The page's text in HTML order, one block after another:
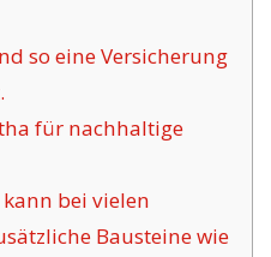
so eine Versicherung
für nachhaltige
bei vielen
Bausteine wie